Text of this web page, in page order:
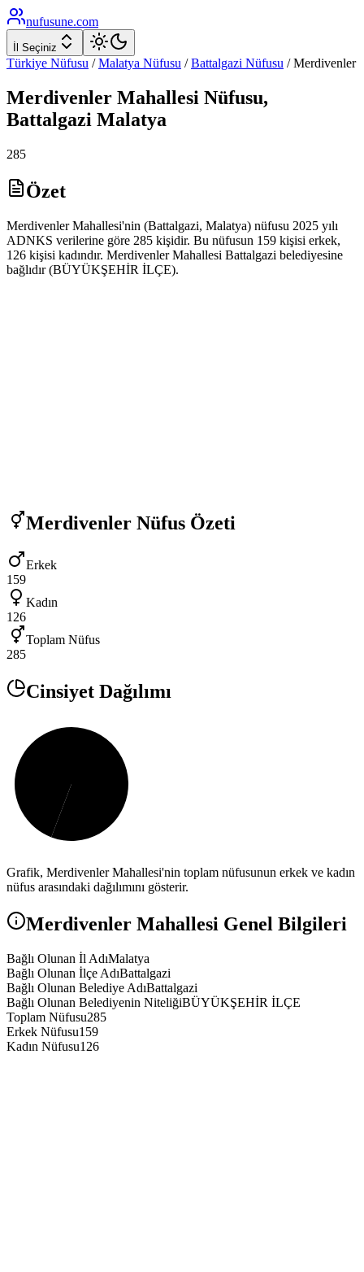
nufusune.com
İl Seçiniz
Türkiye Nüfusu / Malatya Nüfusu / Battalgazi Nüfusu /Merdivenler
Merdivenler Mahallesi Nüfusu,
Battalgazi Malatya
285
Özet
Merdivenler Mahallesi'nin (Battalgazi, Malatya) nüfusu 2025 yılı
ADNKS verilerine göre 285 kişidir. Bu nüfusun 159 kişisi erkek,
126 kişisi kadındır. Merdivenler Mahallesi Battalgazi belediyesine
bağlıdır (BÜYÜKŞEHİR İLÇE).
Merdivenler Nüfus Özeti
Erkek
159
Kadın
126
Toplam Nüfus
285
Cinsiyet Dağılımı
Grafik, MerdivenlerMahallesi'nin toplam nüfusunun erkek ve kadın
nüfus arasındaki dağılımını gösterir.
Merdivenler Mahallesi Genel Bilgileri
Bağlı Olunan İl AdıMalatya
Bağlı Olunan İlçe AdıBattalgazi
Bağlı Olunan Belediye AdıBattalgazi
Bağlı Olunan Belediyenin NiteliğiBÜYÜKŞEHİR İLÇE
Toplam Nüfusu285
Erkek Nüfusu159
Kadın Nüfusu126